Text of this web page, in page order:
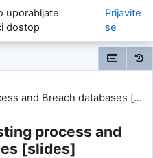
uporabljate
dostop
Prijavite
se
Penetration Testing process and Breach databases [slides]
process and
[slides]